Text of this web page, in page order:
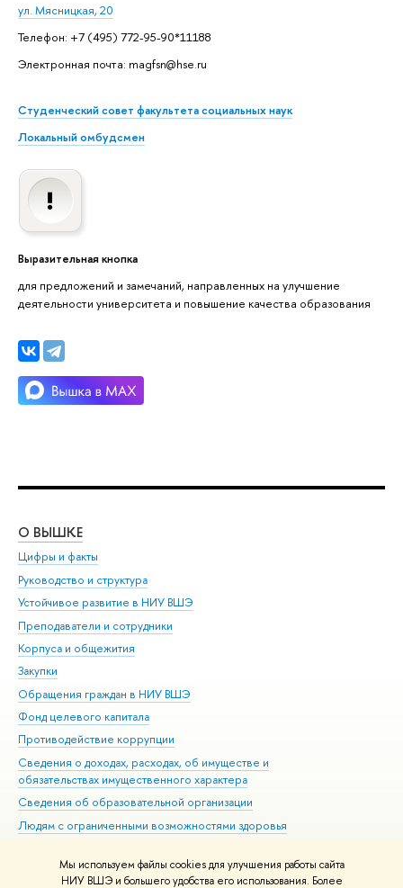
Мы используем файлы cookies для улучшения работы сайта
НИУ ВШЭ и большего удобства его использования. Более
ул. Мясницкая, 20
Телефон: +7 (495) 772-95-90*11188
Электронная почта: magfsn@hse.ru
Студенческий совет факультета социальных наук
Локальный омбудсмен
Выразительная кнопка
для предложений и замечаний, направленных на улучшение
деятельности университета и повышение качества образования
О ВЫШКЕ
Цифры и факты
Руководство и структура
Устойчивое развитие в НИУ ВШЭ
Преподаватели и сотрудники
Корпуса и общежития
Закупки
Обращения граждан в НИУ ВШЭ
Фонд целевого капитала
Противодействие коррупции
Сведения о доходах, расходах, об имуществе и
обязательствах имущественного характера
Сведения об образовательной организации
Людям с ограниченными возможностями здоровья
Работа в Вышке